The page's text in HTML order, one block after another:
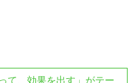
、効果を出す」がテー